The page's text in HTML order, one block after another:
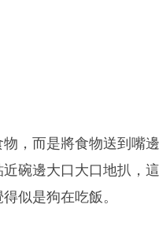
，而是將食物送到嘴
碗邊大口大口地扒，
似是狗在吃飯。